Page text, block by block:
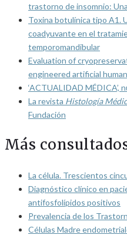
trastorno de insomnio:
Toxina botulínica tipo A1.
coadyuvante en el
temporomandibular
Evaluation of
engineered artificial
‘ACTUALIDAD MÉDICA’,
La revista Histología
Fundación
Más
La célula. Trescientos
Diagnóstico clínico en
antifosfolípidos positivos
Prevalencia de los
Células Madre